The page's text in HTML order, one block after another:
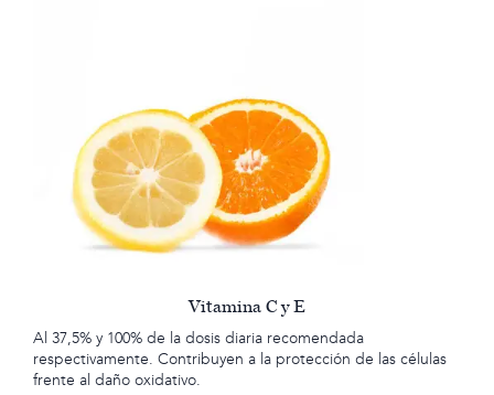
Vitamina C y E
Al 37,5% y 100% de la dosis diaria recomendada
respectivamente. Contribuyen a la protección de las células
frente al daño oxidativo.